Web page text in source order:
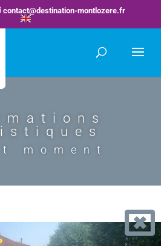
contact@destination-montlozere.fr
moment